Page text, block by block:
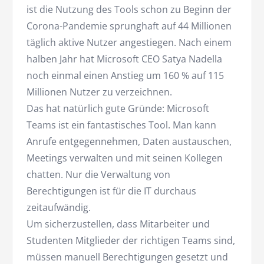
ist die Nutzung des Tools schon zu Beginn der
Corona-Pandemie sprunghaft auf 44 Millionen
täglich aktive Nutzer angestiegen. Nach einem
halben Jahr hat Microsoft CEO Satya Nadella
noch einmal einen Anstieg um 160 % auf 115
Millionen Nutzer zu verzeichnen.
Das hat natürlich gute Gründe: Microsoft
Teams ist ein fantastisches Tool. Man kann
Anrufe entgegennehmen, Daten austauschen,
Meetings verwalten und mit seinen Kollegen
chatten. Nur die Verwaltung von
Berechtigungen ist für die IT durchaus
zeitaufwändig.
Um sicherzustellen, dass Mitarbeiter und
Studenten Mitglieder der richtigen Teams sind,
müssen manuell Berechtigungen gesetzt und